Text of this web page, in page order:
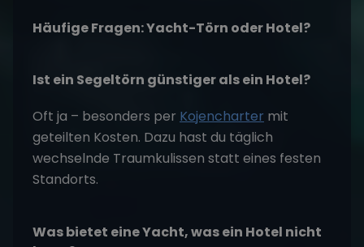
Häufige Fragen: Yacht-Törn oder Hotel?
Ist ein Segeltörn günstiger als ein Hotel?
Oft ja – besonders per Kojencharter mit
geteilten Kosten. Dazu hast du täglich
wechselnde Traumkulissen statt eines festen
Standorts.
Was bietet eine Yacht, was ein Hotel nicht